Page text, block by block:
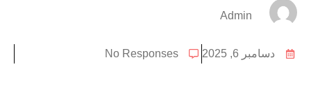
Admin
دسامبر 6, 2025 No Responses